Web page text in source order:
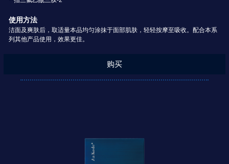
使用方法
洁面及爽肤后，取适量本品均匀涂抹于面部肌肤，轻轻按摩至吸收。配合本系
列其他产品使用，效果更佳。
购买